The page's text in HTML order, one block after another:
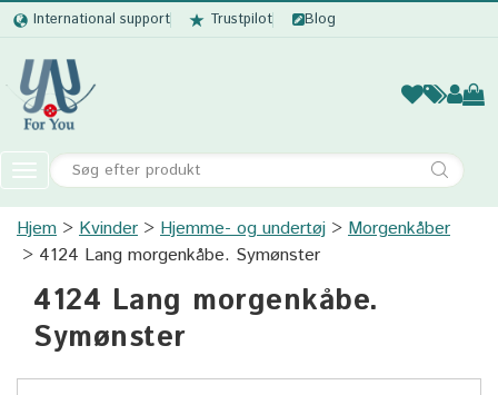
International support Trustpilot Blog
Kvinder
Toggle
navigation
Kvinder
Børn
Hjem Kvinder Hjemme- og undertøj
Morgenkåber
4124 Lang morgenkåbe. Symønster
4124 Lang morgenkåbe.
Symønster